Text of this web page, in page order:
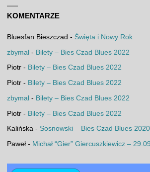
KOMENTARZE
Bluesfan Bieszczad - Święta i Nowy Rok
zbymal- Bilety – Bies Czad Blues 2022
Piotr- Bilety – Bies Czad Blues 2022
Piotr- Bilety – Bies Czad Blues 2022
zbymal - Bilety – Bies Czad Blues 2022
Piotr- Bilety – Bies Czad Blues 2022
Kalińska- Sosnowski – Bies Czad Blues 2020
Paweł- Michał “Gier” Giercuszkiewicz –